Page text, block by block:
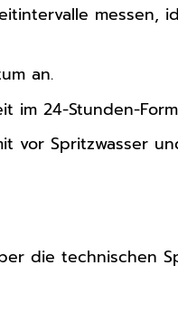
messen,
an.
im 24-Stunden-
vor Spritzwasser
die technischen